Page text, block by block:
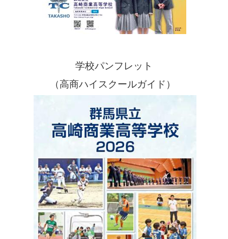
学校パンフレット
（高商ハイスクールガイド）